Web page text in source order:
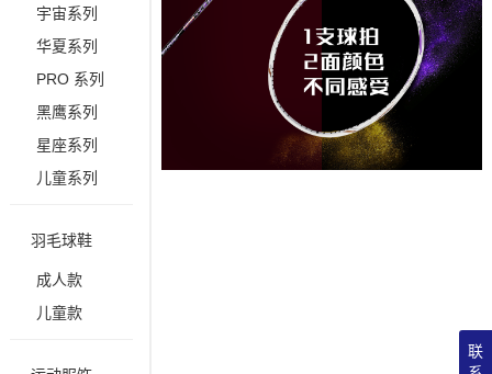
宇宙系列
华夏系列
PRO 系列
黑鹰系列
星座系列
儿童系列
羽毛球鞋
成人款
儿童款
联